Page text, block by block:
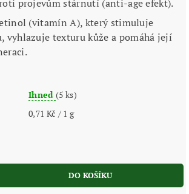
projevům stárnutí (anti-age efekt).
(vitamín A), který stimuluje
vyhlazuje texturu kůže a pomáhá její
Ihned(5 ks)
0,71 Kč / 1 g